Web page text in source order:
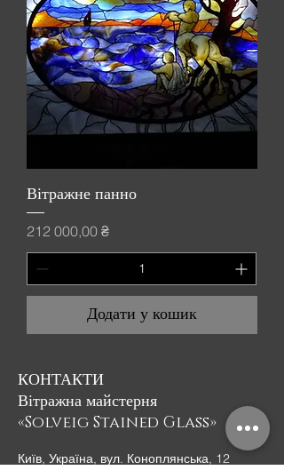
Вітражне панно
Ціна
212 000,00 ₴
Додати у кошик
КОНТАКТИ
Вітражна майстерня
«Solveig Stained Glass»
Київ, Україна, вул. Коноплянська, 12